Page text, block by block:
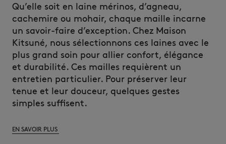
Qu’elle soit en laine mérinos, d’agneau,
cachemire ou mohair, chaque maille incarne
un savoir-faire d’exception. Chez Maison
Kitsuné, nous sélectionnons ces laines avec le
plus grand soin pour allier confort, élégance
et durabilité. Ces mailles requièrent un
entretien particulier. Pour préserver leur
tenue et leur douceur, quelques gestes
simples suffisent.
EN SAVOIR PLUS